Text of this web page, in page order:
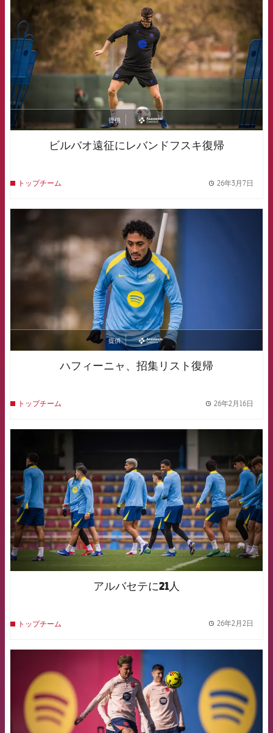
提供
asistencia
ビルバオ遠征にレバンドフスキ復帰
トップチーム 26年3月7日
FCB Barcelona badge
提供
asistencia
ハフィーニャ、招集リスト復帰
トップチーム 26年2月16日
アルバセテに21人
トップチーム 26年2月2日